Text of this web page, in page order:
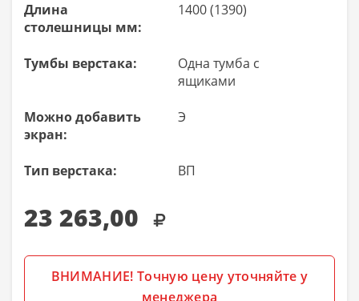
Длина
столешницы мм:
1400 (1390)
Тумбы верстака:
Одна тумба с
ящиками
Можно добавить
экран:
Э
Тип верстака: ВП
23 263,00
ВНИМАНИЕ! Точную цену уточняйте у
менеджера